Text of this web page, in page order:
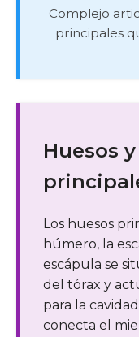
Complejo
principales
Huesos
Los huesos
húmero, la
escápula se
del tórax y
para la
conecta el